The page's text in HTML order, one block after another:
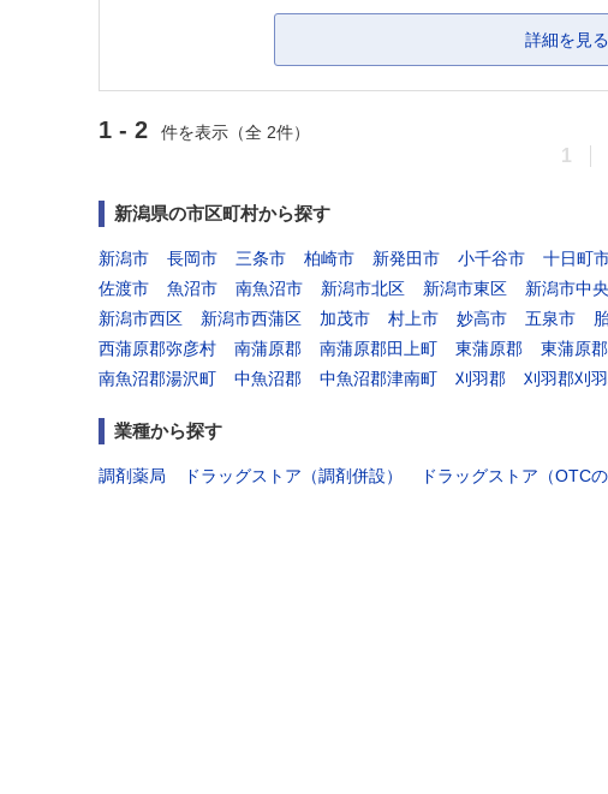
詳細を見る
1 - 2 件を表示（全 2件）
1
新潟県の市区町村から探す
新潟市 長岡市 三条市 柏崎市 新発田市 小千谷市 十日町
佐渡市
魚沼市 南魚沼市 新潟市北区 新潟市東区 新潟市中
新潟市西区
新潟市西蒲区 加茂市 村上市 妙高市 五泉市
西蒲原郡弥彦村
南蒲原郡 南蒲原郡田上町 東蒲原郡 東蒲原
南魚沼郡湯沢町
中魚沼郡 中魚沼郡津南町 刈羽郡 刈羽郡刈
業種から探す
調剤薬局 ドラッグストア（調剤併設） ドラッグストア（OTCの